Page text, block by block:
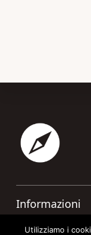
Informazioni
Utilizziamo i